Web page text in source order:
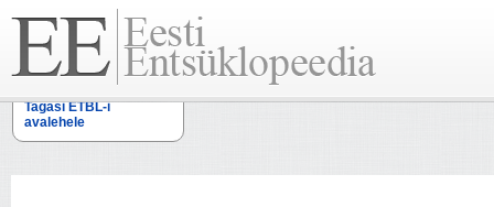
Tagasi ETBL-i
avalehele